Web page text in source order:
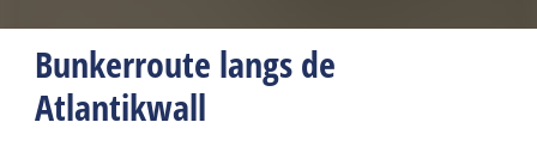
Bunkerroute langs de
Atlantikwall